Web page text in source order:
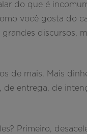
do que é
você gosta do
discursos,
de mais. Mais
entrega, de
Primeiro,